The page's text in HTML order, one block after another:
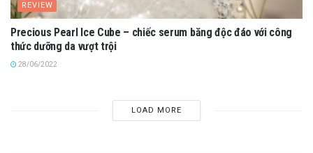
REVIEW
Precious Pearl Ice Cube – chiếc serum băng độc đáo với công
thức dưỡng da vượt trội
28/06/2022
LOAD MORE